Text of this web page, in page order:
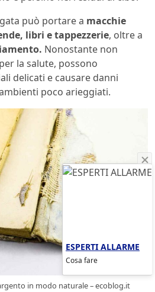
può portare a macchie
libri e tappezzerie, oltre a
Nonostante non
la salute, possono
delicati e causare danni
poco arieggiati.
in modo naturale – ecoblog.it
ESPERTI ALLARME
Cosa fare